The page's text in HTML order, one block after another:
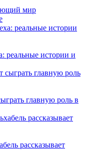
мир
реальные истории и
главную роль в
рассказывает